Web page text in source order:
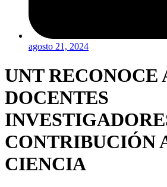
agosto 21, 2024
UNT RECONOCE
DOCENTES
CONTRIBUCIÓN
CIENCIA